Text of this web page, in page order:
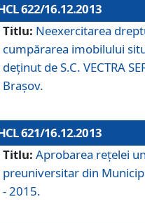
622/16.12.2013
Titlu: Neexercitarea
cumpărarea imobilului
deţinut de S.C. VECTRA
Braşov.
621/16.12.2013
Titlu: Aprobarea reţelei
preuniversitar din
- 2015.